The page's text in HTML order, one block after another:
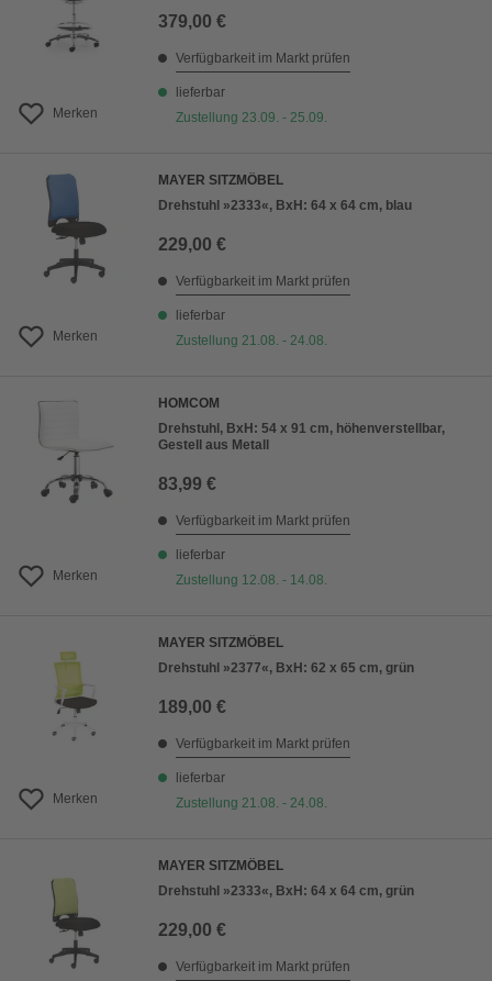
Merken
379,00 €
Verfügbarkeit im Markt prüfen
lieferbar
Zustellung 23.09. - 25.09.
Merken
MAYER SITZMÖBEL
Drehstuhl »2333«, BxH: 64 x 64 cm, blau
229,00 €
Verfügbarkeit im Markt prüfen
lieferbar
Zustellung 21.08. - 24.08.
Merken
HOMCOM
Drehstuhl, BxH: 54 x 91 cm, höhenverstellbar,
Gestell aus Metall
83,99 €
Verfügbarkeit im Markt prüfen
lieferbar
Zustellung 12.08. - 14.08.
Merken
MAYER SITZMÖBEL
Drehstuhl »2377«, BxH: 62 x 65 cm, grün
189,00 €
Verfügbarkeit im Markt prüfen
lieferbar
Zustellung 21.08. - 24.08.
MAYER SITZMÖBEL
Drehstuhl »2333«, BxH: 64 x 64 cm, grün
229,00 €
Verfügbarkeit im Markt prüfen